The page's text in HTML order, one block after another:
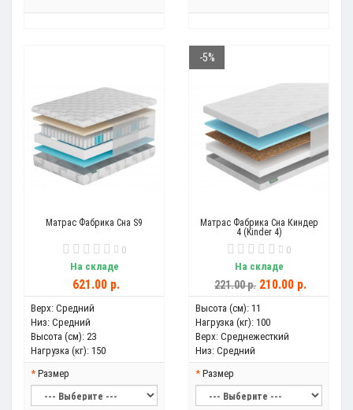
Матрас Фабрика Сна S9
0
На складе
621.00 р.
Верх: Средний
Низ: Средний
Высота (см): 23
Нагрузка (кг): 150
Размер
-5%
Матрас Фабрика Сна Киндер
4 (Kinder 4)
0
На складе
221.00 р. 210.00 р.
Высота (см): 11
Нагрузка (кг): 100
Верх: Среднежесткий
Низ: Средний
Размер